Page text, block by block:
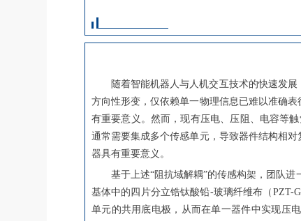
随着智能机器人与人机交互技术的快速发
方向性形变，仅依赖单一物理信息已难以准确
有重要意义。然而，现有压电、压阻、电容等
通常需要集成多个传感单元，导致器件结构相
器具有重要意义。
基于上述“阻抗域解耦”的传感构架，团队
基体中的四片分立锆钛酸铅-玻璃纤维布（PZT-
单元的共用底电极，从而在单一器件中实现压